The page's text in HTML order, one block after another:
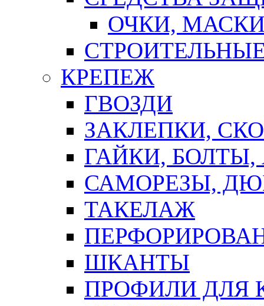
ОЧКИ,
КРЕПЕЖ
ГВОЗДИ
ЗАКЛЕПКИ,
ГАЙКИ,
САМОРЕЗЫ,
ТАКЕЛАЖ
ШКАНТЫ
ПРОФИЛИ ДЛЯ